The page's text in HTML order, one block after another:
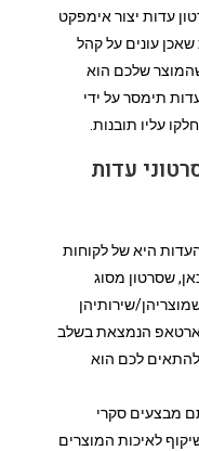
עדות יצור אימפקט
עונים על קהל
שלכם הוא
תימסר על ידי
עליו תובנות.
עדות
העדות היא של לקוחות
שסרטון מסוג
שירותיהן
הנמצאת בשלב
להתאים לכם הוא
מבצעים סקרי
לאיכות המוצרים